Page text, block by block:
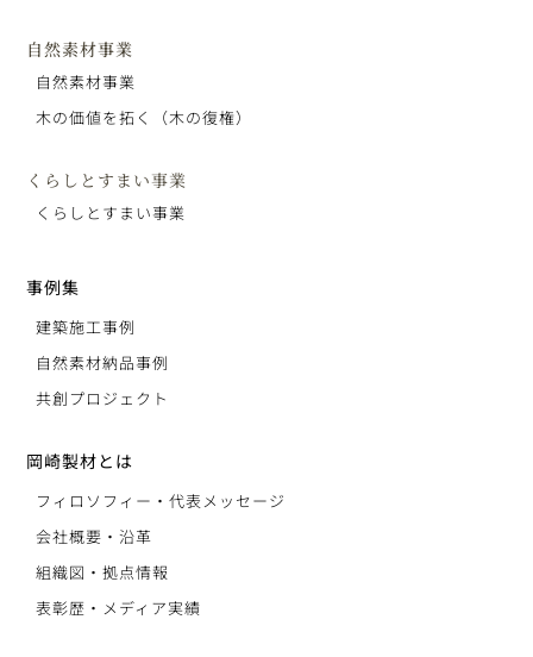
自然素材事業
自然素材事業
木の価値を拓く（木の復権）
くらしとすまい事業
くらしとすまい事業
事例集
建築施工事例
自然素材納品事例
共創プロジェクト
岡崎製材とは
フィロソフィー・代表メッセージ
会社概要・沿革
組織図・拠点情報
表彰歴・メディア実績